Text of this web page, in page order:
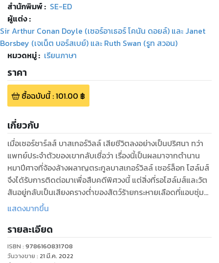
สำนักพิมพ์: SE-ED
ผู้แต่ง :
Sir Arthur Conan Doyle (เซอร์อาเธอร์ โคนัน ดอยล์) และ Janet
Borsbey (เจเน็ต บอร์สเบย์) และ Ruth Swan (รูท สวอน)
หมวดหมู่: เรียนภาษา
ราคา
ซื้อฉบับนี้:101.00 ฿
เกี่ยวกับ
เมื่อเซอร์ชาร์ลส์ บาสเกอร์วิลล์ เสียชีวิตลงอย่างเป็นปริศนา ทว่า
แพทย์ประจำตัวของเขากลับเชื่อว่า เรื่องนี้เป็นผลมาจากตำนาน
หมาปีศาจที่จ้องล้างผลาญตระกูลบาสเกอร์วิลล์ เชอร์ล็อก โฮล์มส์
จึงได้รับการติดต่อมาเพื่อสืบคดีพิศวงนี้ แต่สิ่งที่รอโฮล์มส์และวัต
สันอยู่กลับเป็นเสียงครางต่ำของสัตว์ร้ายกระหายเลือดที่แอบซุ่ม
อยู่ในความมืดมิด! โฮล์มส์และวัตสันจะต้องพบกับอะไรบ้างในการ
แสดงมากขึ้น
รายละเอียด
ISBN : 9786160831708
วันวางขาย : 21 มี.ค. 2022